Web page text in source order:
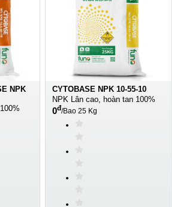
NPK
CYTOBASE NPK 10-55-10
NPK Lân cao, hoàn tan 100%
0đ/Bao 25 Kg